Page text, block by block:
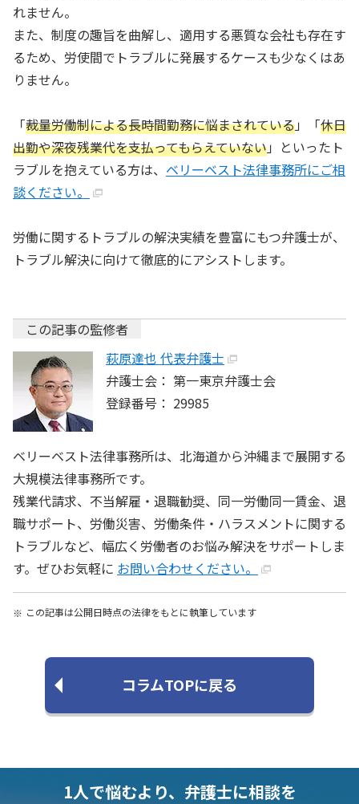
れません。
また、制度の趣旨を曲解し、適用する悪質な会社も存在す
るため、労使間でトラブルに発展するケースも少なくはあ
りません。
「裁量労働制による長時間勤務に悩まされている」「休日
出勤や深夜残業代を支払ってもらえていない」といったト
ラブルを抱えている方は、 ベリーベスト法律事務所にご相
談ください。
労働に関するトラブルの解決実績を豊富にもつ弁護士が、
トラブル解決に向けて徹底的にアシストします。
この記事の監修者
萩原達也 代表弁護士
弁護士会： 第一東京弁護士会
登録番号： 29985
ベリーベスト法律事務所は、北海道から沖縄まで展開する
大規模法律事務所です。
残業代請求、不当解雇・退職勧奨、同一労働同一賃金、退
職サポート、労働災害、労働条件・ハラスメントに関する
トラブルなど、幅広く労働者のお悩み解決をサポートしま
す。ぜひお気軽に お問い合わせください。
この記事は公開日時点の法律をもとに執筆しています
コラムTOPに戻る
1人で悩むより、弁護士に相談を